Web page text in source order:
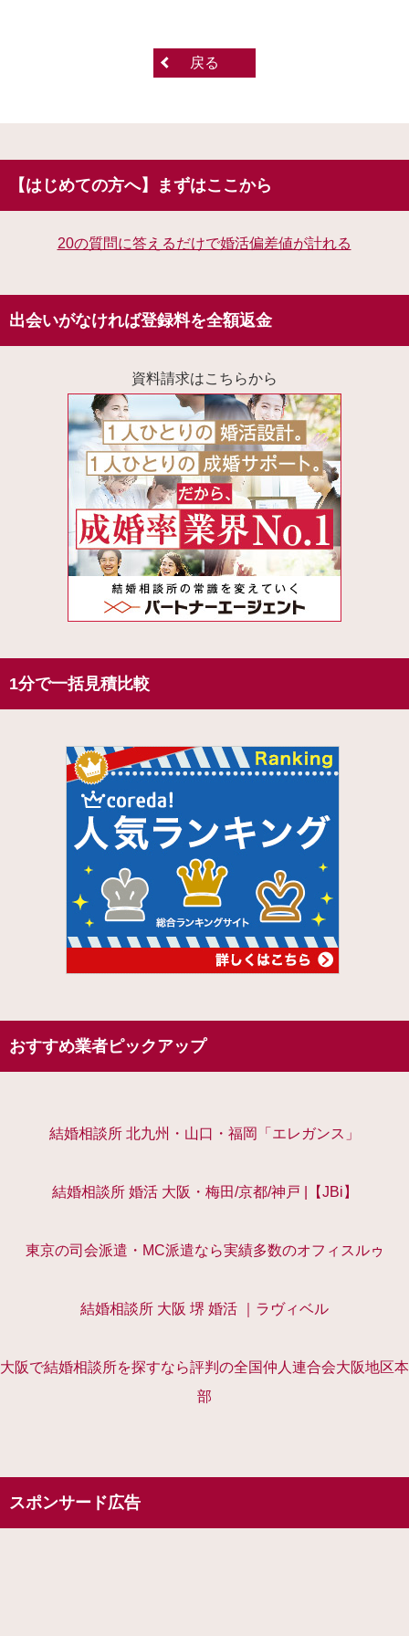
戻る
【はじめての方へ】まずはここから
20の質問に答えるだけで婚活偏差値が計れる
出会いがなければ登録料を全額返金
資料請求はこちらから
1分で一括見積比較
おすすめ業者ピックアップ
結婚相談所 北九州・山口・福岡「エレガンス」
結婚相談所 婚活 大阪・梅田/京都/神戸 |【JBi】
東京の司会派遣・MC派遣なら実績多数のオフィスルゥ
結婚相談所 大阪 堺 婚活 ｜ラヴィベル
大阪で結婚相談所を探すなら評判の全国仲人連合会大阪地区本
部
スポンサード広告